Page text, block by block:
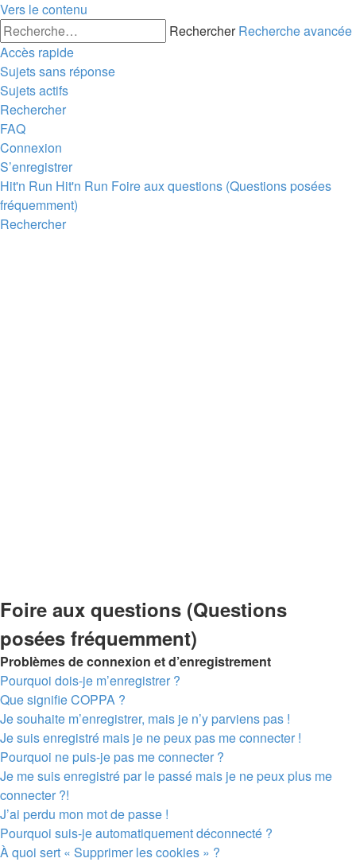
Vers le contenu
Rechercher Recherche avancée
Accès rapide
Sujets sans réponse
Sujets actifs
Rechercher
FAQ
Connexion
S’enregistrer
Hit'n Run Hit'n Run Foire aux questions (Questions posées
fréquemment)
Rechercher
Foire aux questions (Questions
posées fréquemment)
Problèmes de connexion et d’enregistrement
Pourquoi dois-je m’enregistrer ?
Que signifie COPPA ?
Je souhaite m’enregistrer, mais je n’y parviens pas !
Je suis enregistré mais je ne peux pas me connecter !
Pourquoi ne puis-je pas me connecter ?
Je me suis enregistré par le passé mais je ne peux plus me
connecter ?!
J’ai perdu mon mot de passe !
Pourquoi suis-je automatiquement déconnecté ?
À quoi sert « Supprimer les cookies » ?